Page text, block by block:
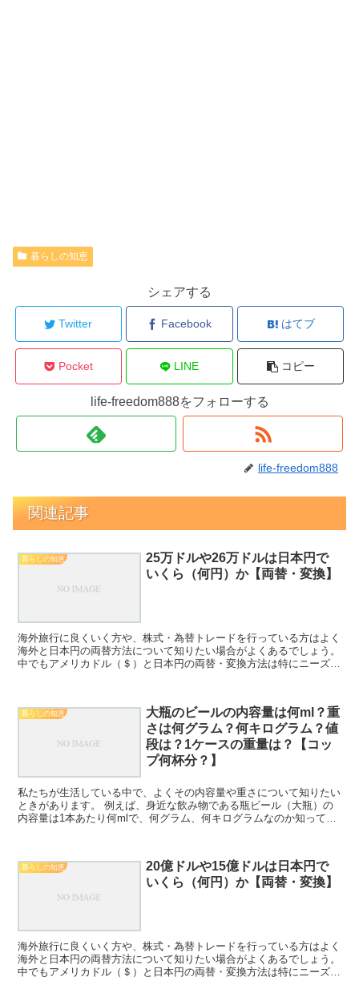
暮らしの知恵
シェアする
Twitter Facebook はてブ
Pocket LINE コピー
life-freedom888をフォローする
life-freedom888
関連記事
暮らしの知恵
25万ドルや26万ドルは日本円で
いくら（何円）か【両替・変換】
海外旅行に良くいく方や、株式・為替トレードを行っている方はよく
海外と日本円の両替方法について知りたい場合がよくあるでしょう。
中でもアメリカドル（＄）と日本円の両替・変換方法は特にニーズが
暮らしの知恵
大瓶のビールの内容量は何ml？重
さは何グラム？何キログラム？値
段は？1ケースの重量は？【コッ
プ何杯分？】
私たちが生活している中で、よくその内容量や重さについて知りたい
ときがあります。 例えば、身近な飲み物である瓶ビール（大瓶）の
内容量は1本あたり何mlで、何グラム、何キログラムなのか知ってい
暮らしの知恵
20億ドルや15億ドルは日本円で
いくら（何円）か【両替・変換】
海外旅行に良くいく方や、株式・為替トレードを行っている方はよく
海外と日本円の両替方法について知りたい場合がよくあるでしょう。
中でもアメリカドル（＄）と日本円の両替・変換方法は特にニーズが